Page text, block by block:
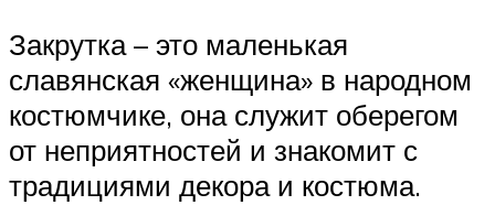
Закрутка – это маленькая
славянская «женщина» в народном
костюмчике, она служит оберегом
от неприятностей и знакомит с
традициями декора и костюма.